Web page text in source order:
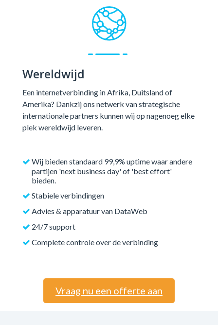
Wereldwijd
Een internetverbinding in Afrika, Duitsland of
Amerika? Dankzij ons netwerk van strategische
internationale partners kunnen wij op nagenoeg elke
plek wereldwijd leveren.
Wij bieden standaard 99,9% uptime waar andere
partijen 'next business day' of 'best effort'
bieden.
Stabiele verbindingen
Advies & apparatuur van DataWeb
24/7 support
Complete controle over de verbinding
Vraag nu een offerte aan